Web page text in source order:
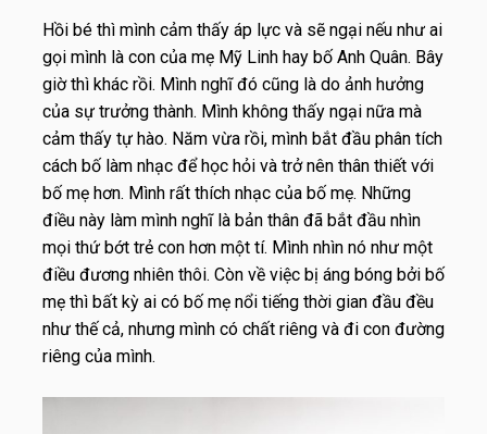
Hồi bé thì mình cảm thấy áp lực và sẽ ngại nếu như ai
gọi mình là con của mẹ Mỹ Linh hay bố Anh Quân. Bây
giờ thì khác rồi. Mình nghĩ đó cũng là do ảnh hưởng
của sự trưởng thành. Mình không thấy ngại nữa mà
cảm thấy tự hào. Năm vừa rồi, mình bắt đầu phân tích
cách bố làm nhạc để học hỏi và trở nên thân thiết với
bố mẹ hơn. Mình rất thích nhạc của bố mẹ. Những
điều này làm mình nghĩ là bản thân đã bắt đầu nhìn
mọi thứ bớt trẻ con hơn một tí. Mình nhìn nó như một
điều đương nhiên thôi. Còn về việc bị áng bóng bởi bố
mẹ thì bất kỳ ai có bố mẹ nổi tiếng thời gian đầu đều
như thế cả, nhưng mình có chất riêng và đi con đường
riêng của mình.